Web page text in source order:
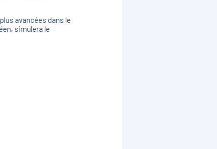
avancées dans le
simulera le